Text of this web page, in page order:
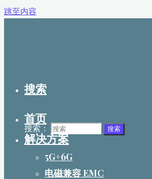
跳至内容
搜索
搜索： 搜索
首页
解决方案
5G+6G
电磁兼容 EMC